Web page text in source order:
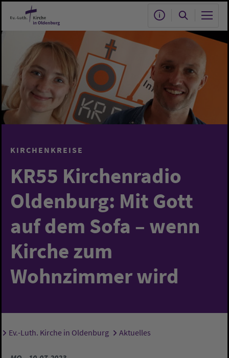
Zum Hauptinhalt springen
KIRCHENKREISE
KR55 Kirchenradio
Oldenburg: Mit Gott
auf dem Sofa – wenn
Kirche zum
Wohnzimmer wird
Sie sind hier:
Ev.-Luth. Kirche in Oldenburg Aktuelles